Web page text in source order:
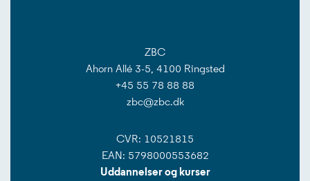
ZBC
Ahorn Allé 3-5, 4100 Ringsted
+45 55 78 88 88
zbc@zbc.dk
CVR: 10521815
EAN: 5798000553682
Uddannelser og kurser